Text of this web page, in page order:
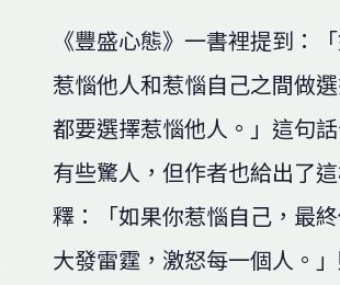
《豐盛心態》一書裡提到：
惹惱他人和惹惱自己之間做
都要選擇惹惱他人。」這句
有些驚人，但作者也給出了
釋：「如果你惹惱自己，最
大發雷霆，激怒每一個人。